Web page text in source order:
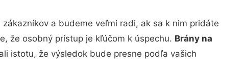
a budeme veľmi radi, ak sa k nim pridáte
že osobný prístup je kľúčom k úspechu. Brány na
istotu, že výsledok bude presne podľa vašich